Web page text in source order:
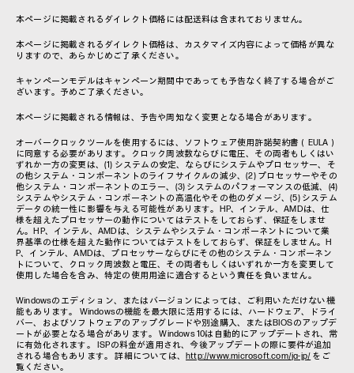
本ページに掲載されるダイレクト価格には配送料は含まれておりません。
本ページに掲載されるダイレクト価格は、カスタマイズ内容によって価格が異な
りますので、あらかじめご了承ください。
キャンペーンモデルはキャンペーン期間中であっても予告なく終了する場合がご
ざいます。予めご了承ください。
本ページに掲載される情報は、予告や周知なく変更となる場合があります。
オーバークロックツールを使用するには、ソフトウェア使用許諾契約書（EULA）
に同意する必要があります。クロック周波数ならびに電圧、その両者もしくはい
ずれか一方の変更は、(1) システムの安定、ならびにシステムやプロセッサー、そ
の他システム・コンポーネントのライフサイクルの減少、(2) プロセッサーやその
他システム・コンポーネントのエラー、(3) システムのパフォーマンスの低減、(4)
システムやシステム・コンポーネントの高温化やその他のダメージ、(5) システム
データの統一性に影響を与える可能性があります。HP、インテル、AMDは、仕
様を超えたプロセッサーの動作についてはテストをしておらず、保証をしませ
ん。HP、インテル、AMDは、システムやシステム・コンポーネントについて業
界基準の仕様を超えた動作についてはテストをしておらず、保証をしません。H
P、インテル、AMDは、プロセッサーならびにその他のシステム・コンポーネン
トについて、クロック周波数と電圧、その両者もしくはいずれか一方を変更して
使用した場合を含み、特定の使用用途に適合するという責任を負いません。
Windowsのエディション、またはバージョンによっては、ご利用いただけない機
能もあります。 Windowsの機能を最大限に活用するには、ハードウェア、ドライ
バー、およびソフトウェアのアップグレードや別途購入、またはBIOSのアップデ
ートが必要となる場合があります。 Windows 10は自動的にアップデートされ、常
に有効化されます。 ISPの料金が適用され、今後アップデートの際に要件が追加
される場合もあります。 詳細については、 http://www.microsoft.com/ja-jp/ をご
覧ください。